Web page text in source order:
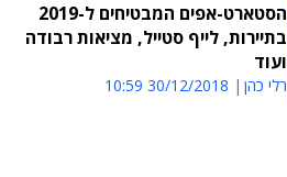
הסטארט-אפים המבטיחים ל-2019
בתיירות, לייף סטייל, מציאות רבודה
ועוד
רלי כהן 30/12/2018 10:59